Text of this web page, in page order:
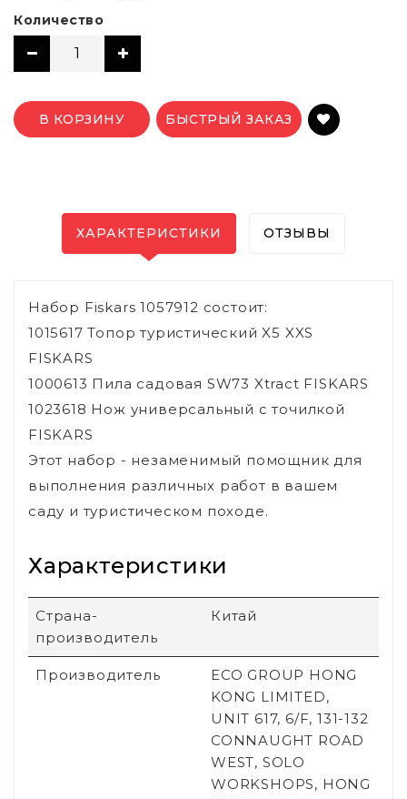
Количество
В КОРЗИНУ БЫСТРЫЙ ЗАКАЗ
ХАРАКТЕРИСТИКИ ОТЗЫВЫ
Набор Fiskars 1057912 состоит:
1015617 Топор туристический X5 XXS
FISKARS
1000613 Пила садовая SW73 Xtract FISKARS
1023618 Нож универсальный с точилкой
FISKARS
Этот набор - незаменимый помощник для
выполнения различных работ в вашем
саду и туристическом походе.
Характеристики
Страна-
производитель
Китай
Производитель
ECO GROUP HONG
KONG LIMITED,
UNIT 617, 6/F, 131-132
CONNAUGHT ROAD
WEST, SOLO
WORKSHOPS, HONG